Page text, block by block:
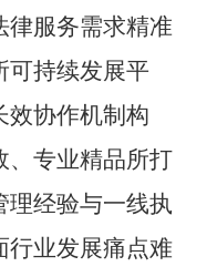
律服务需求精准
可持续发展平
效协作机制构
、专业精品所打
经验与一线执
行业发展痛点难